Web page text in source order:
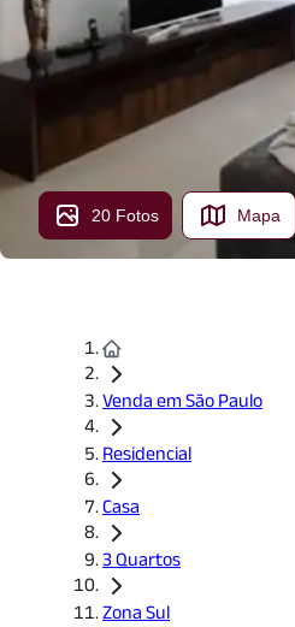
20 Fotos Mapa
Venda em São Paulo
Residencial
Casa
3 Quartos
Zona Sul